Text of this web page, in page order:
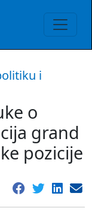
i
o
grand
pozicije